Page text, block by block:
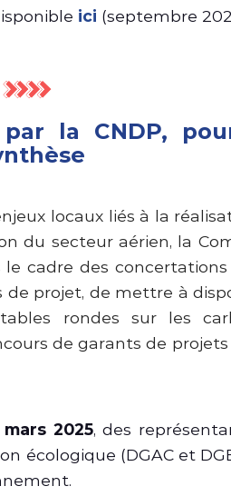
ici (septembre
par la CNDP,
locaux liés à la
du secteur aérien, la
cadre des
de projet, de mettre à
rondes sur les
de garants de
2025, des
écologique (DGAC et